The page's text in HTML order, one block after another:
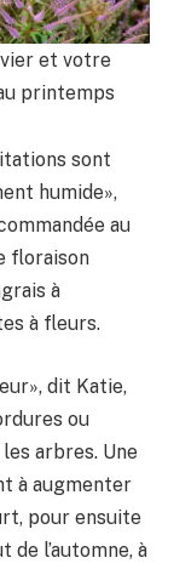
et votre
printemps
sont
humide»,
au
floraison
à
à fleurs.
dit Katie,
ou
arbres. Une
à augmenter
pour ensuite
de l’automne, à